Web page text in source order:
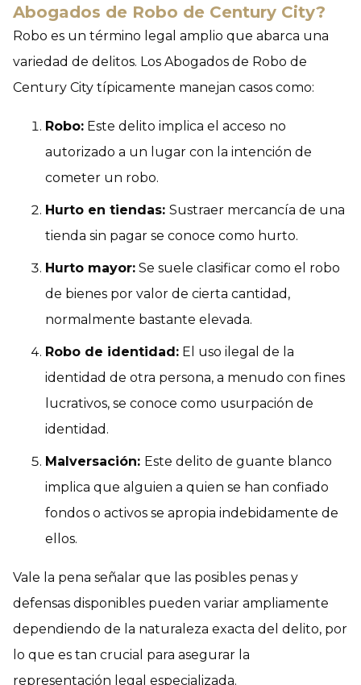
Abogados de Robo de Century City?
Robo es un término legal amplio que abarca una
variedad de delitos. Los Abogados de Robo de
Century City típicamente manejan casos como:
Robo: Este delito implica el acceso no
autorizado a un lugar con la intención de
cometer un robo.
Hurto en tiendas: Sustraer mercancía de una
tienda sin pagar se conoce como hurto.
Hurto mayor: Se suele clasificar como el robo
de bienes por valor de cierta cantidad,
normalmente bastante elevada.
Robo de identidad: El uso ilegal de la
identidad de otra persona, a menudo con fines
lucrativos, se conoce como usurpación de
identidad.
Malversación: Este delito de guante blanco
implica que alguien a quien se han confiado
fondos o activos se apropia indebidamente de
ellos.
Vale la pena señalar que las posibles penas y
defensas disponibles pueden variar ampliamente
dependiendo de la naturaleza exacta del delito, por
lo que es tan crucial para asegurar la
representación legal especializada.